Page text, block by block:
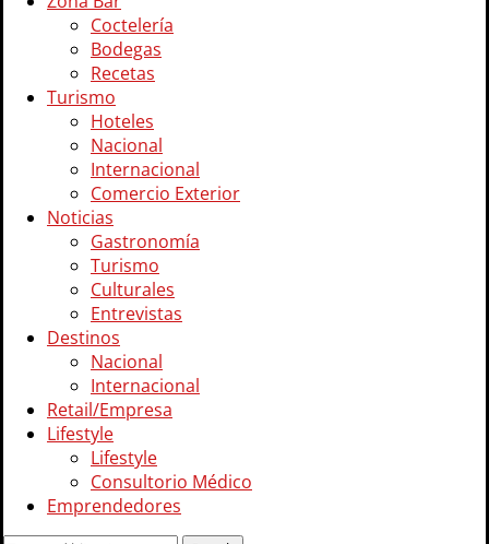
Coctelería
Bodegas
Recetas
Turismo
Hoteles
Nacional
Internacional
Comercio Exterior
Noticias
Gastronomía
Turismo
Culturales
Entrevistas
Destinos
Nacional
Internacional
Retail/Empresa
Lifestyle
Lifestyle
Consultorio Médico
Emprendedores